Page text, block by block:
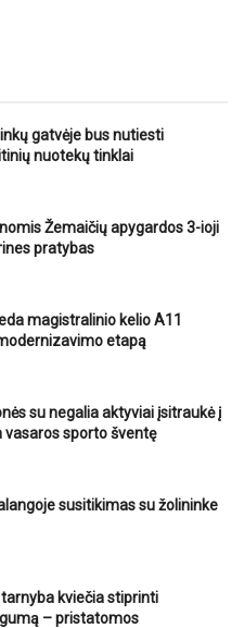
gatvėje bus nutiesti
nuotekų tinklai
Žemaičių apygardos 3-ioji
pratybas
magistralinio kelio A11
etapą
su negalia aktyviai įsitraukė į
vasaros sporto šventę
susitikimas su žolininke
kviečia stiprinti
– pristatomos